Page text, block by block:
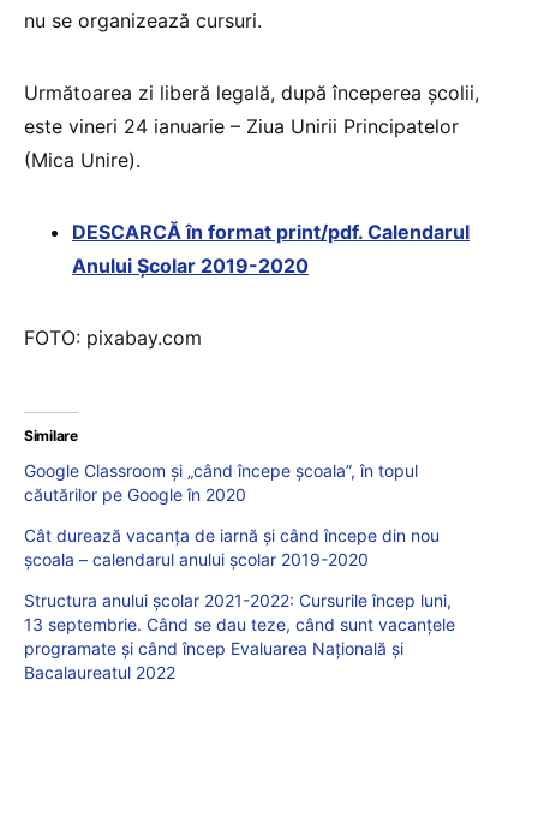
nu se organizează cursuri.
Următoarea zi liberă legală, după începerea școlii,
este vineri 24 ianuarie – Ziua Unirii Principatelor
(Mica Unire).
DESCARCĂ în format print/pdf. Calendarul
Anului Școlar 2019-2020
FOTO: pixabay.com
Similare
Google Classroom și „când începe școala”, în topul
căutărilor pe Google în 2020
Cât durează vacanța de iarnă și când începe din nou
școala – calendarul anului școlar 2019-2020
Structura anului școlar 2021-2022: Cursurile încep luni,
13 septembrie. Când se dau teze, când sunt vacanțele
programate și când încep Evaluarea Națională și
Bacalaureatul 2022